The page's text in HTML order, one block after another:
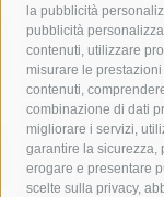
la pubblicità
pubblicità
contenuti, utilizzare
misurare le
contenuti,
combinazione di dati
migliorare i servizi,
garantire la sicurezza,
erogare e presentare
scelte sulla privacy,
Asl Napoli 3 sud
castellammare di
comune di sorrento
costiera amalfitana
fondazione
lavori
lorenzo